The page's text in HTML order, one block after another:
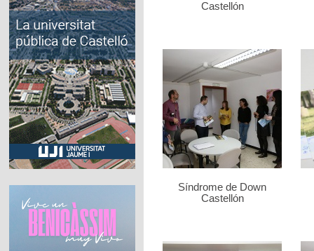
Castellón
Síndrome de Down
Castellón